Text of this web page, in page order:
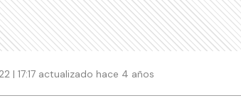
| 17:17 actualizado hace 4 años